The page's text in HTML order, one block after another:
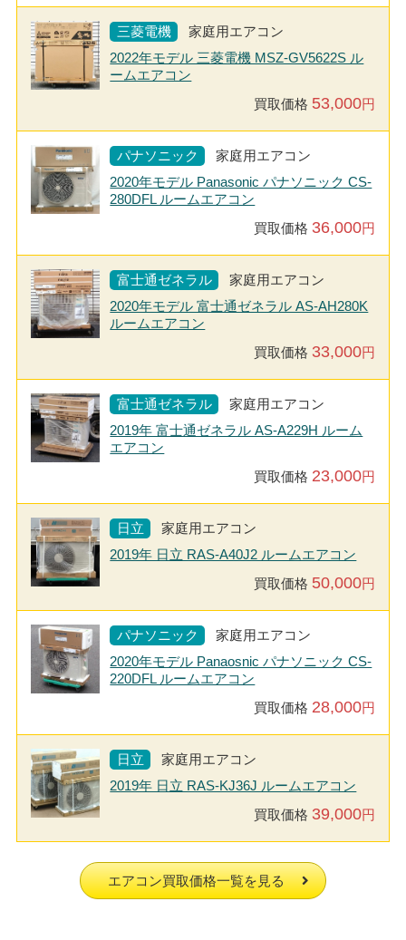
三菱電機
家庭用エアコン
2022年モデル 三菱電機 MSZ-GV5622S ル
ームエアコン
買取価格 53,000円
パナソニック
家庭用エアコン
2020年モデル Panasonic パナソニック CS-
280DFL ルームエアコン
買取価格 36,000円
富士通ゼネラル
家庭用エアコン
2020年モデル 富士通ゼネラル AS-AH280K
ルームエアコン
買取価格 33,000円
富士通ゼネラル
家庭用エアコン
2019年 富士通ゼネラル AS-A229H ルーム
エアコン
買取価格 23,000円
日立
家庭用エアコン
2019年 日立 RAS-A40J2 ルームエアコン
買取価格 50,000円
パナソニック
家庭用エアコン
2020年モデル Panaosnic パナソニック CS-
220DFL ルームエアコン
買取価格 28,000円
日立
家庭用エアコン
2019年 日立 RAS-KJ36J ルームエアコン
買取価格 39,000円
エアコン買取価格一覧を見る